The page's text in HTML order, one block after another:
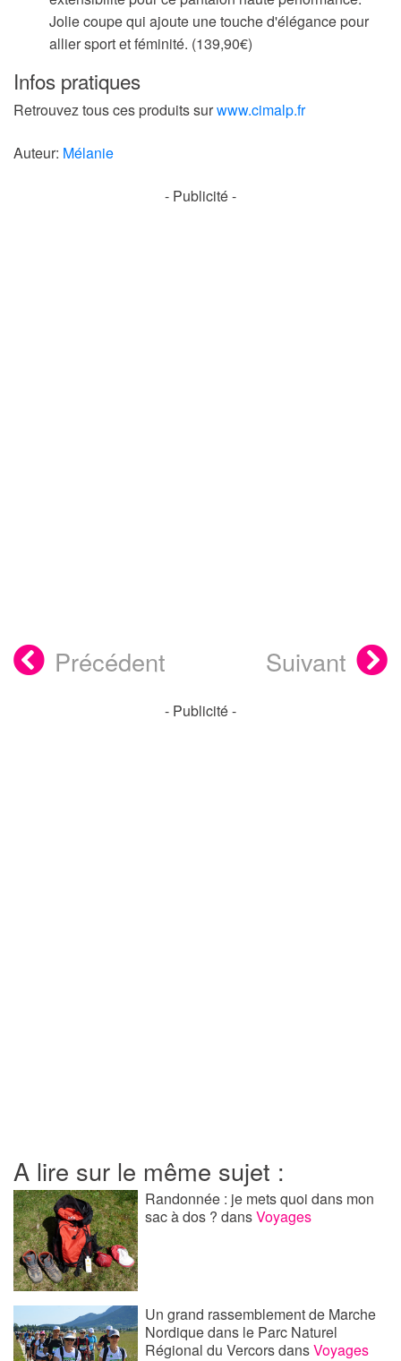
Jolie coupe qui ajoute une touche d'élégance pour
allier sport et féminité. (139,90€)
Infos pratiques
Retrouvez tous ces produits surwww.cimalp.fr
Auteur: Mélanie
- Publicité -
Précédent Suivant
- Publicité -
A lire sur le même sujet :
Randonnée : je mets quoi dans mon
sac à dos ?dansVoyages
Un grand rassemblement de Marche
Nordique dans le Parc Naturel
Régional du VercorsdansVoyages